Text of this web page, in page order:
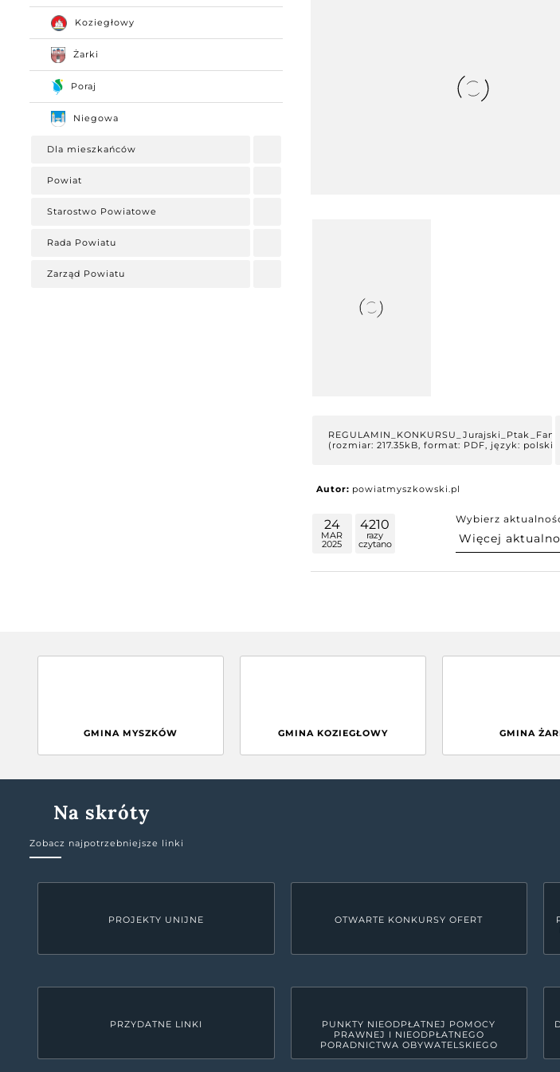
Koziegłowy
Żarki
Poraj
Niegowa
Dla mieszkańców
Powiat
Starostwo Powiatowe
Rada Powiatu
Zarząd Powiatu
(rozmiar: 217.35kB, format: PDF, język: polski)
Autor: powiatmyszkowski.pl
24
MAR
2025
4210
razy
czytano
Wybierz
GMINA MYSZKÓW GMINA KOZIEGŁOWY GMINA
Na skróty
Zobacz najpotrzebniejsze linki
PROJEKTY UNIJNE OTWARTE KONKURSY OFERT
PRZYDATNE LINKI
PUNKTY NIEODPŁATNEJ POMOCY
PRAWNEJ I NIEODPŁATNEGO
PORADNICTWA OBYWATELSKIEGO